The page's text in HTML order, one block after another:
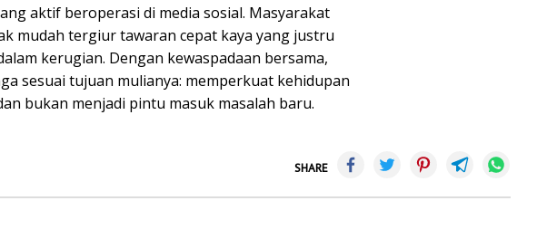
aktif beroperasi di media sosial. Masyarakat
mudah tergiur tawaran cepat kaya yang justru
kerugian. Dengan kewaspadaan bersama,
sesuai tujuan mulianya: memperkuat kehidupan
bukan menjadi pintu masuk masalah baru.
SHARE